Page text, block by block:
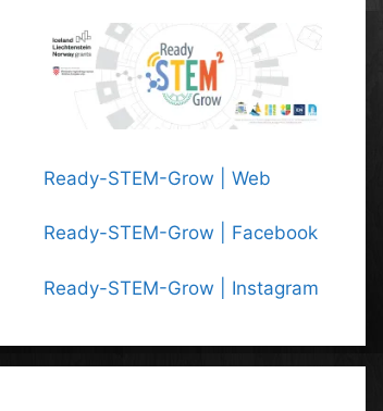
Ready-STEM-Grow | Web
Ready-STEM-Grow | Facebook
Ready-STEM-Grow | Instagram